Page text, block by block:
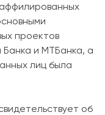
проектов
Банка и МТБанка, а
лиц была
об